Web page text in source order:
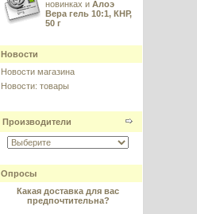
новинках и Алоэ
Вера гель 10:1, КНР,
50 г
Новости
Новости магазина
Новости: товары
Производители
Опросы
Какая доставка для вас
предпочтительна?